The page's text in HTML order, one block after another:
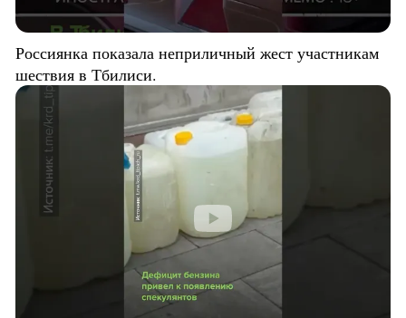
Россиянка показала неприличный жест участникам
шествия в Тбилиси.